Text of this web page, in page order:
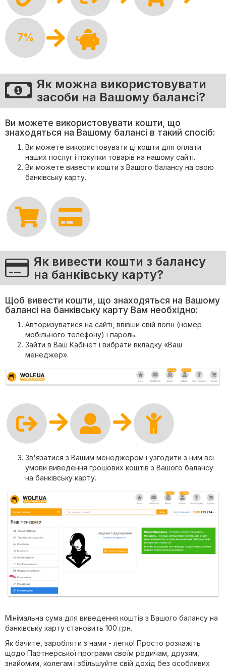
7%
Як можна використовувати
засоби на Вашому балансі?
Ви можете використовувати кошти, що
знаходяться на Вашому балансі в такий спосіб:
Ви можете використовувати ці кошти для оплати
наших послуг і покупки товарів на нашому сайті.
Ви можете вивести кошти з Вашого балансу на свою
банківську карту.
Як вивести кошти з балансу
на банківську карту?
Щоб вивести кошти, що знаходяться на Вашому
балансі на банківську карту Вам необхідно:
Авторизуватися на сайті, ввівши свій логін (номер
мобільного телефону) і пароль.
Зайти в Ваш Кабінет і вибрати вкладку «Ваш
менеджер».
Зв'язатися з Вашим менеджером і узгодити з ним всі
умови виведення грошових коштів з Вашого балансу
на банківську карту.
Мінімальна сума для виведення коштів з Вашого балансу на
банківську карту становить 100 грн.
Як бачите, заробляти з нами - легко! Просто розкажіть
щодо Партнерської програми своїм родичам, друзям,
знайомим, колегам і збільшуйте свій дохід без особливих